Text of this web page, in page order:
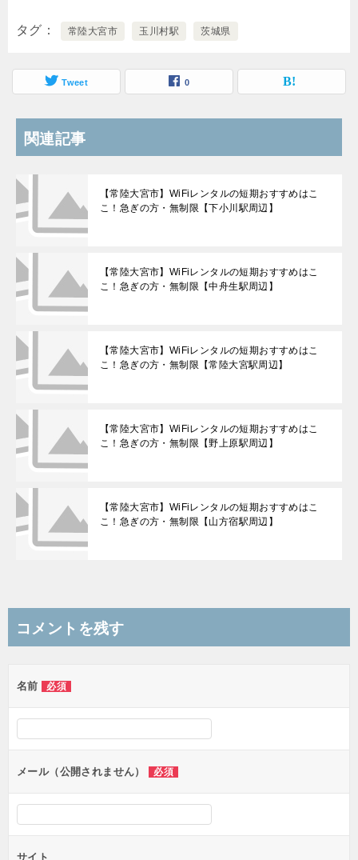
タグ 常陸大宮市 玉川村駅 茨城県
Tweet 0
関連記事
【常陸大宮市】WiFiレンタルの短期おすすめはこ
こ！急ぎの方・無制限【下小川駅周辺】
【常陸大宮市】WiFiレンタルの短期おすすめはこ
こ！急ぎの方・無制限【中舟生駅周辺】
【常陸大宮市】WiFiレンタルの短期おすすめはこ
こ！急ぎの方・無制限【常陸大宮駅周辺】
【常陸大宮市】WiFiレンタルの短期おすすめはこ
こ！急ぎの方・無制限【野上原駅周辺】
【常陸大宮市】WiFiレンタルの短期おすすめはこ
こ！急ぎの方・無制限【山方宿駅周辺】
コメントを残す
名前 必須
メール（公開されません） 必須
サイト